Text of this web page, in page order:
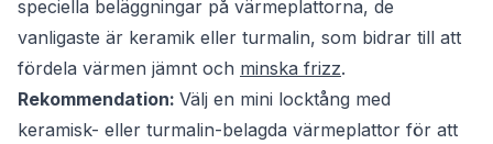
speciella beläggningar på värmeplattorna, de
vanligaste är keramik eller turmalin, som bidrar till att
fördela värmen jämnt och minska frizz.
Rekommendation: Välj en mini locktång med
keramisk- eller turmalin-belagda värmeplattor för att